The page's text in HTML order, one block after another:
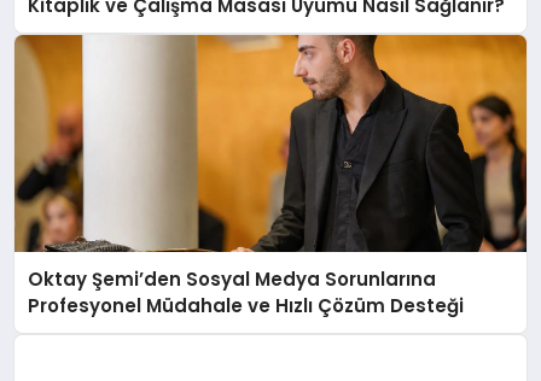
Kitaplık ve Çalışma Masası Uyumu Nasıl Sağlanır?
Oktay Şemi’den Sosyal Medya Sorunlarına
Profesyonel Müdahale ve Hızlı Çözüm Desteği